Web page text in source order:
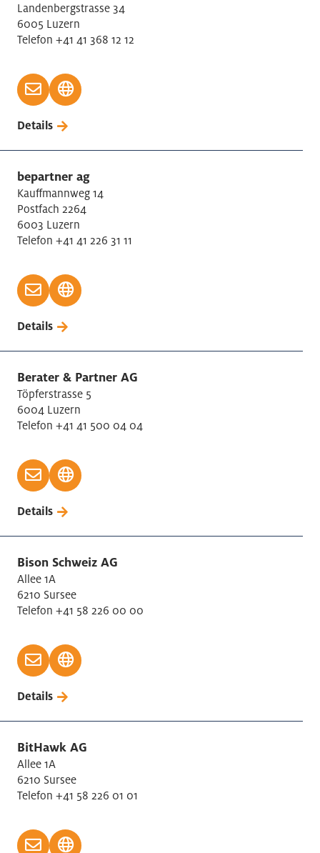
Landenbergstrasse 34
6005 Luzern
Telefon +41 41 368 12 12
Details
bepartner ag
Kauffmannweg 14
Postfach 2264
6003 Luzern
Telefon +41 41 226 31 11
Details
Berater & Partner AG
Töpferstrasse 5
6004 Luzern
Telefon +41 41 500 04 04
Details
Bison Schweiz AG
Allee 1A
6210 Sursee
Telefon +41 58 226 00 00
Details
BitHawk AG
Allee 1A
6210 Sursee
Telefon +41 58 226 01 01